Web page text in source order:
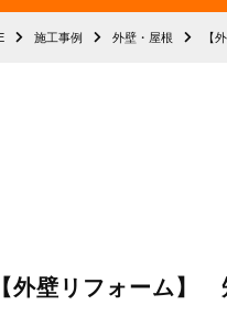
施工事例 外壁・屋根 【
【外壁リフォーム